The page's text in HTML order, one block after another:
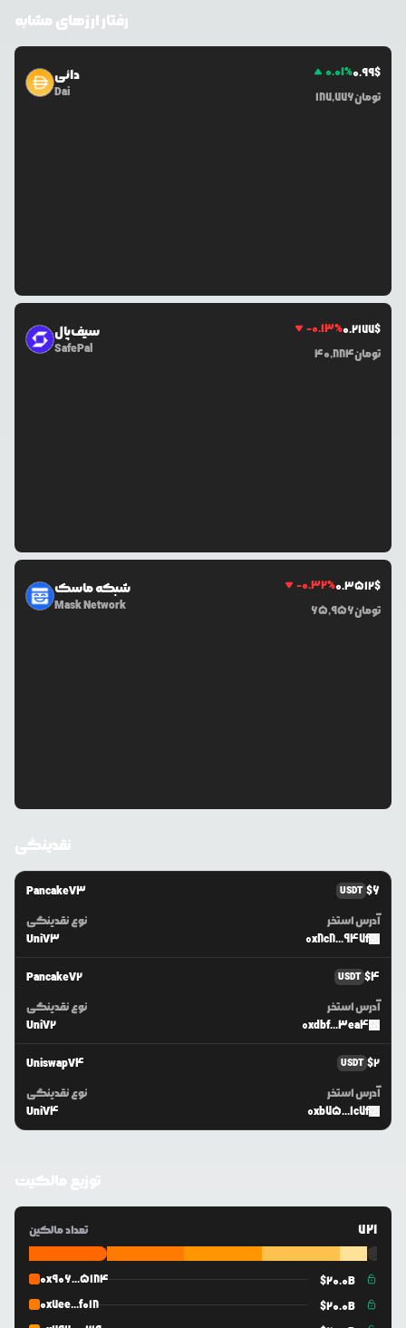
رفتار ارزهای مشابه
دائی
Dai
0.01%0.99$
187,776تومان
سیف‌پال
SafePal
-0.13%0.2177$
40,884تومان
شبکه ماسک
Mask Network
-0.32%0.3512$
65,956تومان
نقدینگی
PancakeV3 USDT $6
نوع نقدینگی
UniV3
آدرس استخر
0x8c8...947f
PancakeV2 USDT $4
نوع نقدینگی
UniV2
آدرس استخر
0xdbf...3ea4
UniswapV4 USDT $2
نوع نقدینگی
UniV4
آدرس استخر
0xb75...1c7f
تعداد مالکین 721
0x906...5184 $20.0B
0x7ee...f018
$20.0B